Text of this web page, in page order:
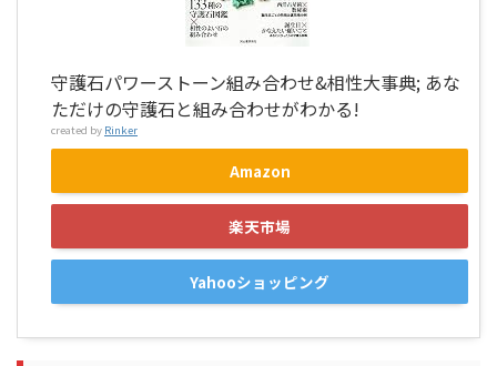
守護石パワーストーン組み合わせ&相性大事典; あな
ただけの守護石と組み合わせがわかる!
created by Rinker
Amazon
楽天市場
Yahooショッピング